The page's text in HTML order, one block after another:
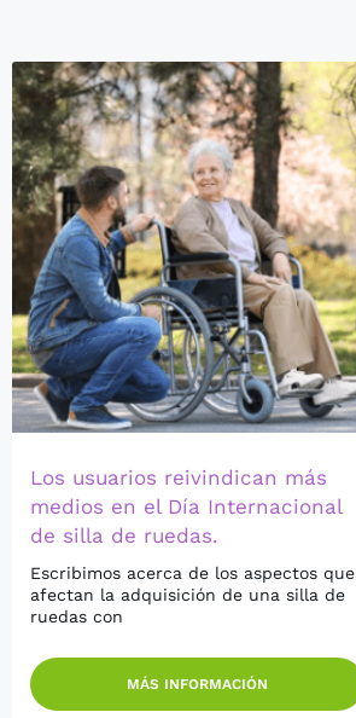
Los usuarios reivindican más
medios en el Día Internacional
de silla de ruedas.
Escribimos acerca de los aspectos que
afectan la adquisición de una silla de
ruedas con
MÁS INFORMACIÓN